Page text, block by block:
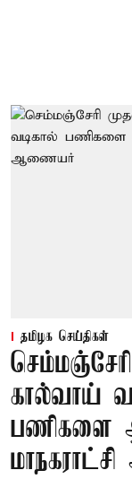
தமிழக செய்திகள்
கால்வாய்
பணிகளை